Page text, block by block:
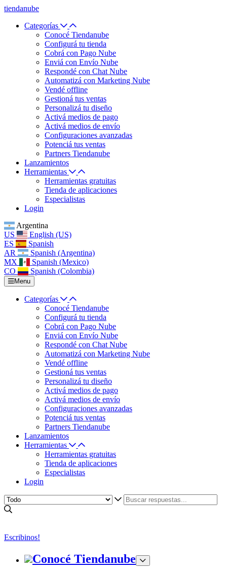
tiendanube
Categorías
Conocé Tiendanube
Configurá tu tienda
Cobrá con Pago Nube
Enviá con Envío Nube
Respondé con Chat Nube
Automatizá con Marketing Nube
Vendé offline
Gestioná tus ventas
Personalizá tu diseño
Activá medios de pago
Activá medios de envío
Configuraciones avanzadas
Potenciá tus ventas
Partners Tiendanube
Lanzamientos
Herramientas
Herramientas gratuitas
Tienda de aplicaciones
Especialistas
Login
Argentina
US
English (US)
ES
Spanish
AR
Spanish (Argentina)
MX
Spanish (Mexico)
CO
Spanish (Colombia)
Menu
Categorías
Conocé Tiendanube
Configurá tu tienda
Cobrá con Pago Nube
Enviá con Envío Nube
Respondé con Chat Nube
Automatizá con Marketing Nube
Vendé offline
Gestioná tus ventas
Personalizá tu diseño
Activá medios de pago
Activá medios de envío
Configuraciones avanzadas
Potenciá tus ventas
Partners Tiendanube
Lanzamientos
Herramientas
Herramientas gratuitas
Tienda de aplicaciones
Especialistas
Login
Escribinos!
Conocé Tiendanube